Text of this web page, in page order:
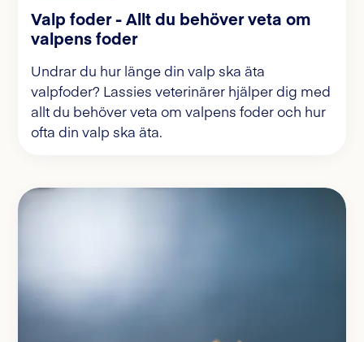
Valp foder - Allt du behöver veta om
valpens foder
Undrar du hur länge din valp ska äta
valpfoder? Lassies veterinärer hjälper dig med
allt du behöver veta om valpens foder och hur
ofta din valp ska äta.